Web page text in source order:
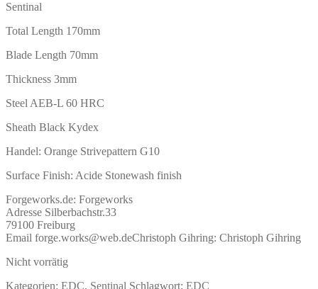
Sentinal
Total Length 170mm
Blade Length 70mm
Thickness 3mm
Steel AEB-L 60 HRC
Sheath Black Kydex
Handel: Orange Strivepattern G10
Surface Finish: Acide Stonewash finish
Forgeworks.de: Forgeworks
Adresse Silberbachstr.33
79100 Freiburg
Email forge.works@web.deChristoph Gihring: Christoph Gihring
Nicht vorrätig
Kategorien: EDC, Sentinal Schlagwort: EDC